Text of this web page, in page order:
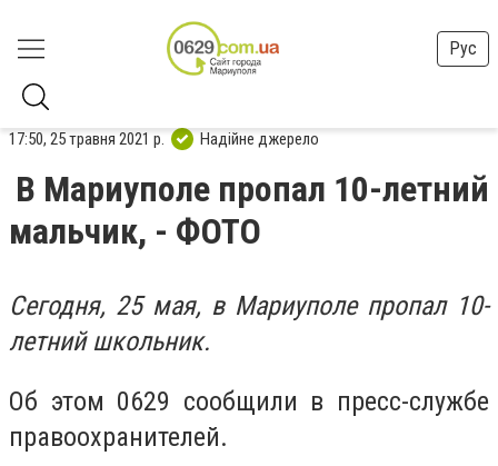
Рус
17:50, 25 травня 2021 р. Надійне джерело
В Мариуполе пропал 10-летний
мальчик, - ФОТО
Сегодня, 25 мая, в Мариуполе пропал 10-
летний школьник.
Об этом 0629 сообщили в пресс-службе
правоохранителей.